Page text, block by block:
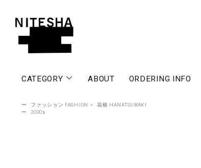
CATEGORY ABOUT ORDERING INFO
ー ファッション FASHION >
花椿 HANATSUBAKI
ー
2000s